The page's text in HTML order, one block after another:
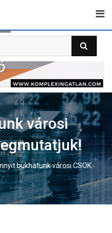
városi
bukhatunk városi CSOK